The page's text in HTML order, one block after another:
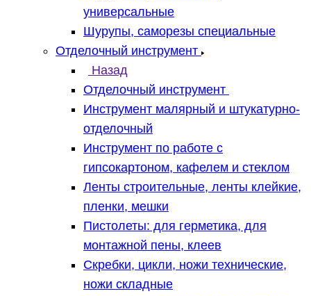
универсальные
Шурупы, саморезы специальные
Отделочный инструмент
Назад
Отделочный инструмент
Инструмент малярный и штукатурно-
отделочный
Инструмент по работе с
гипсокартоном, кафелем и стеклом
Ленты строительные, ленты клейкие,
пленки, мешки
Пистолеты: для герметика, для
монтажной пены, клеев
Скребки, цикли, ножи технические,
ножи складные